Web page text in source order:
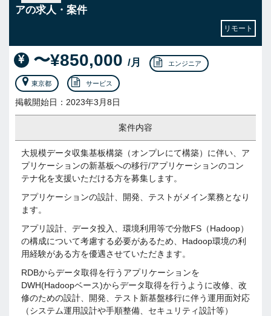
アの求人・案件
リモート
〜¥850,000 /月 エンジニア
東京都 サービス
掲載開始日：2023年3月8日
案件内容
大規模データ収集基板構築（オンプレにて構築）に伴い、ア
プリケーションの新基板への移行/アプリケーションのコン
テナ化を支援いただける方を募集します。
アプリケーションの設計、開発、テストがメイン業務となり
ます。
アプリ設計、データ投入、環境利用等で分散FS（Hadoop）
の構成について考慮する必要があるため、Hadoop環境の利
用経験がある方を優遇させていただきます。
RDBからデータ取得を行うアプリケーションを
DWH(Hadoopベース)からデータ取得を行うように改修、改
修のための設計、開発、テスト新基盤移行に伴う運用面対応
（システム運用設計や手順整備、セキュリティ設計等）